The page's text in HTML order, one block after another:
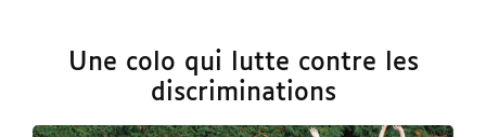
Une colo qui lutte contre les
discriminations